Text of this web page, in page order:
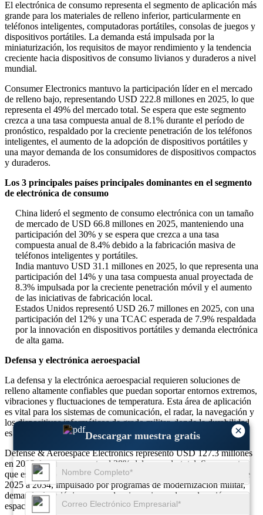
×
Descargar muestra gratis
El electrónica de consumo representa el segmento de aplicación más
grande para los materiales de relleno inferior, particularmente en
teléfonos inteligentes, computadoras portátiles, consolas de juegos y
dispositivos portátiles. La demanda está impulsada por la
miniaturización, los requisitos de mayor rendimiento y la tendencia
creciente hacia dispositivos de consumo livianos y duraderos a nivel
mundial.
Consumer Electronics mantuvo la participación líder en el mercado
de relleno bajo, representando USD 222.8 millones en 2025, lo que
representa el 49% del mercado total. Se espera que este segmento
crezca a una tasa compuesta anual de 8.1% durante el período de
pronóstico, respaldado por la creciente penetración de los teléfonos
inteligentes, el aumento de la adopción de dispositivos portátiles y
una mayor demanda de los consumidores de dispositivos compactos
y duraderos.
Los 3 principales países principales dominantes en el segmento
de electrónica de consumo
China lideró el segmento de consumo electrónica con un tamaño
de mercado de USD 66.8 millones en 2025, manteniendo una
participación del 30% y se espera que crezca a una tasa
compuesta anual de 8.4% debido a la fabricación masiva de
teléfonos inteligentes y portátiles.
India mantuvo USD 31.1 millones en 2025, lo que representa una
participación del 14% y una tasa compuesta anual proyectada de
8.3% impulsada por la creciente penetración móvil y el aumento
de las iniciativas de fabricación local.
Estados Unidos representó USD 26.7 millones en 2025, con una
participación del 12% y una TCAC esperada de 7.9% respaldada
por la innovación en dispositivos portátiles y demanda electrónica
de alta gama.
Defensa y electrónica aeroespacial
La defensa y la electrónica aeroespacial requieren soluciones de
relleno altamente confiables que puedan soportar entornos extremos,
vibraciones y fluctuaciones de temperatura. Esta área de aplicación
es vital para los sistemas de comunicación, el radar, la navegación y
los dispositivos informáticos de grado militar, donde la durabilidad
es esencial.
Defense & Aeroespace Electronics representó USD 127.3 millones
en 2025, lo que representa el 28% del mercado total. Se proyecta
que este segmento crecerá a una tasa compuesta anual del 7.7% de
2025 a 2034, impulsado por programas de modernización militar,
demanda de aviónica avanzada e inversiones de exploración
espacial.